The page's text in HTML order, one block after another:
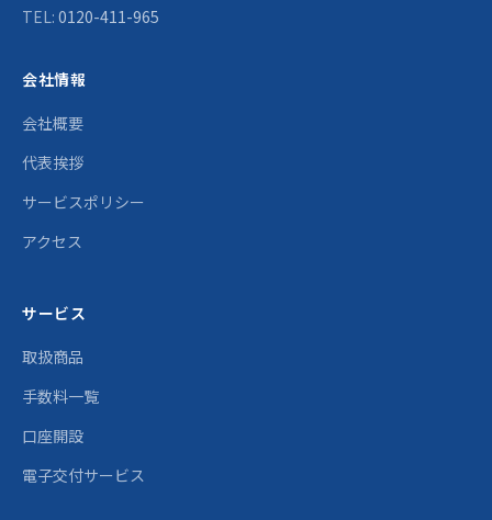
TEL: 0120-411-965
会社情報
会社概要
代表挨拶
サービスポリシー
アクセス
サービス
取扱商品
手数料一覧
口座開設
電子交付サービス